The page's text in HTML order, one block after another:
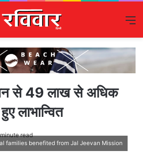
से 49 लाख से अधिक
लाभान्वित
read
families benefited from Jal Jeevan Mission